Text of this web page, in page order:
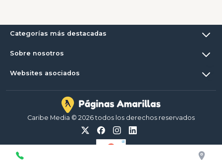
Categorías más destacadas
Sobre nosotros
Websites asociados
Caribe Media © 2026 todos los derechos reservados